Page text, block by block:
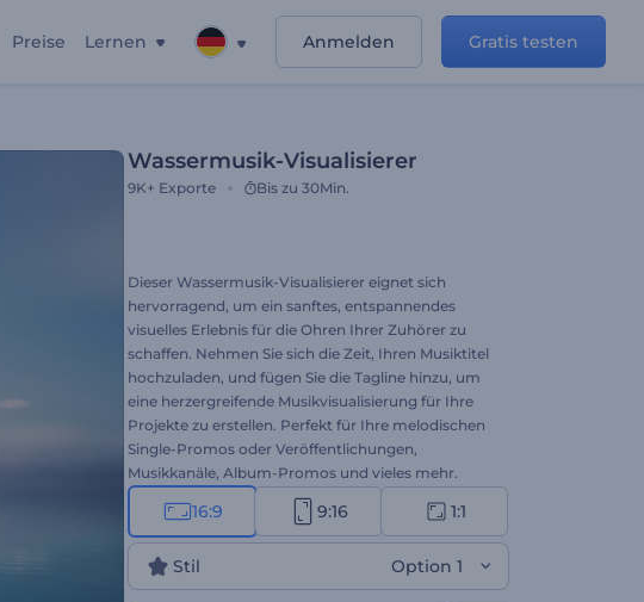
Preise Lernen Anmelden Gratis testen
Wassermusik-Visualisierer
9K+ Exporte Bis zu 30Min.
Dieser Wassermusik-Visualisierer eignet sich
hervorragend, um ein sanftes, entspannendes
visuelles Erlebnis für die Ohren Ihrer Zuhörer zu
schaffen. Nehmen Sie sich die Zeit, Ihren Musiktitel
hochzuladen, und fügen Sie die Tagline hinzu, um
eine herzergreifende Musikvisualisierung für Ihre
Projekte zu erstellen. Perfekt für Ihre melodischen
Single-Promos oder Veröffentlichungen,
Musikkanäle, Album-Promos und vieles mehr.
Testen Sie diese Vorlage jetzt!
16:9 9:16 1:1
Stil Option 1